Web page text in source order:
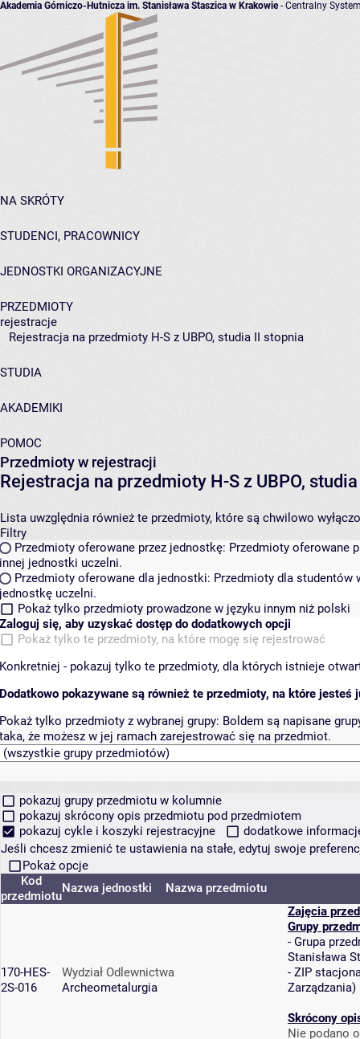
Akademia Górniczo-Hutnicza im. Stanisława Staszica w Krakowie- Centralny
NA SKRÓTY
STUDENCI, PRACOWNICY
JEDNOSTKI ORGANIZACYJNE
PRZEDMIOTY
rejestracje
Rejestracja na przedmioty H-S z UBPO, studia II stopnia
STUDIA
AKADEMIKI
POMOC
Przedmioty w rejestracji
Rejestracja na przedmioty H-S z UBPO,
Lista uwzględnia również te przedmioty, które są chwilowo
Filtry
Przedmioty oferowane przez jednostkę: Przedmioty oferowane
innej jednostki uczelni.
Przedmioty oferowane dla jednostki: Przedmioty dla studentów
jednostkę uczelni.
Pokaż tylko przedmioty prowadzone w języku innym niż polski
Zaloguj się, aby uzyskać dostęp do dodatkowych opcji
Pokaż tylko te przedmioty, na które mogę się rejestrować
Konkretniej - pokazuj tylko te przedmioty, dla których istnieje
Dodatkowo pokazywane są również te przedmioty, na które jesteś
Pokaż tylko przedmioty z wybranej grupy: Boldem są napisane
taka, że możesz w jej ramach zarejestrować się na przedmiot.
pokazuj grupy przedmiotu w kolumnie
pokazuj skrócony opis przedmiotu pod przedmiotem
pokazuj cykle i koszyki rejestracyjne
dodatkowe
Jeśli chcesz zmienić te ustawienia na stałe, edytuj swoje
Pokaż opcje
Kod
przedmiotu
Nazwa jednostki Nazwa przedmiotu
170-HES-
2S-016
Wydział Odlewnictwa
Archeometalurgia
Zajęcia
Grupy
- Grupa
Stanisława
- ZIP
Zarządzania)
Skrócony
Nie podano